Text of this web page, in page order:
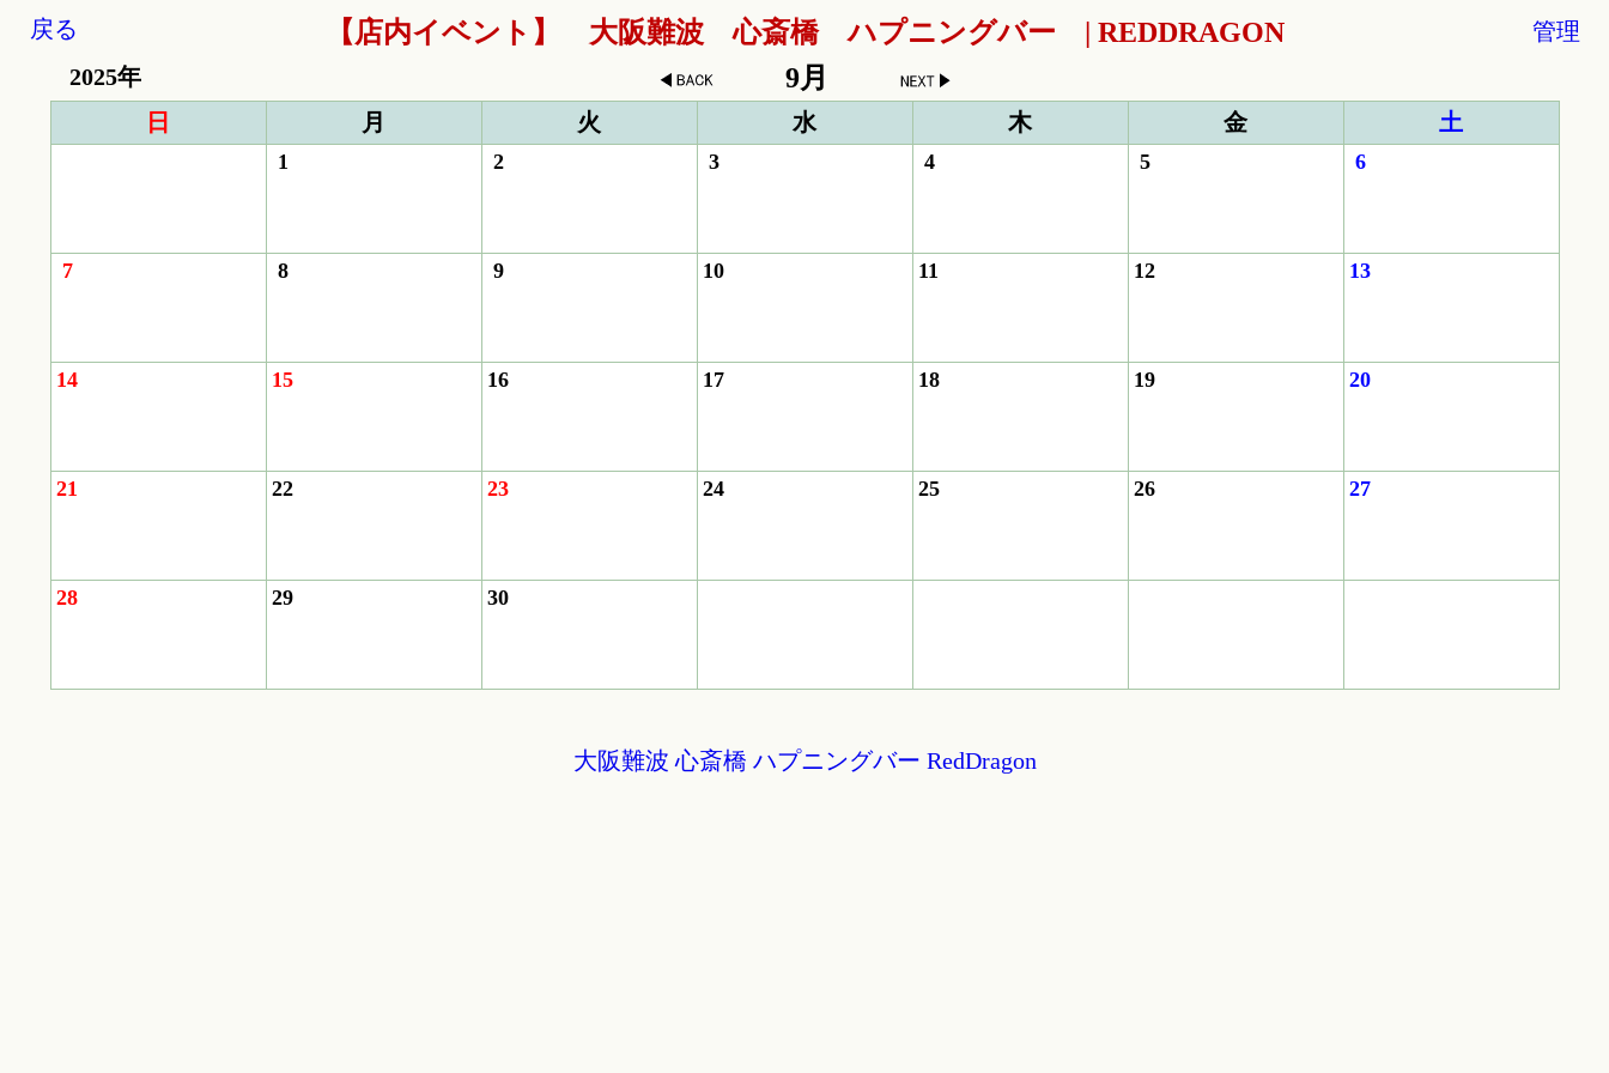
戻る 【店内イベント】 大阪難波 心斎橋 ハプニングバー | REDDRAGON
管理
2025年
9月
日 月 火 水 木 金 土
1 2 3 4 5 6
7 8 9 10 11 12 13
14 15 16 17 18 19 20
21 22 23 24 25 26 27
28 29 30
大阪難波 心斎橋 ハプニングバー RedDragon